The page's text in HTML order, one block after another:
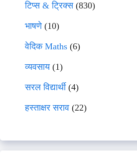
टिप्स & ट्रिक्स(830)
भाषणे(10)
वेदिक Maths (6)
व्यवसाय(1)
सरल विद्यार्थी(4)
हस्ताक्षर सराव (22)